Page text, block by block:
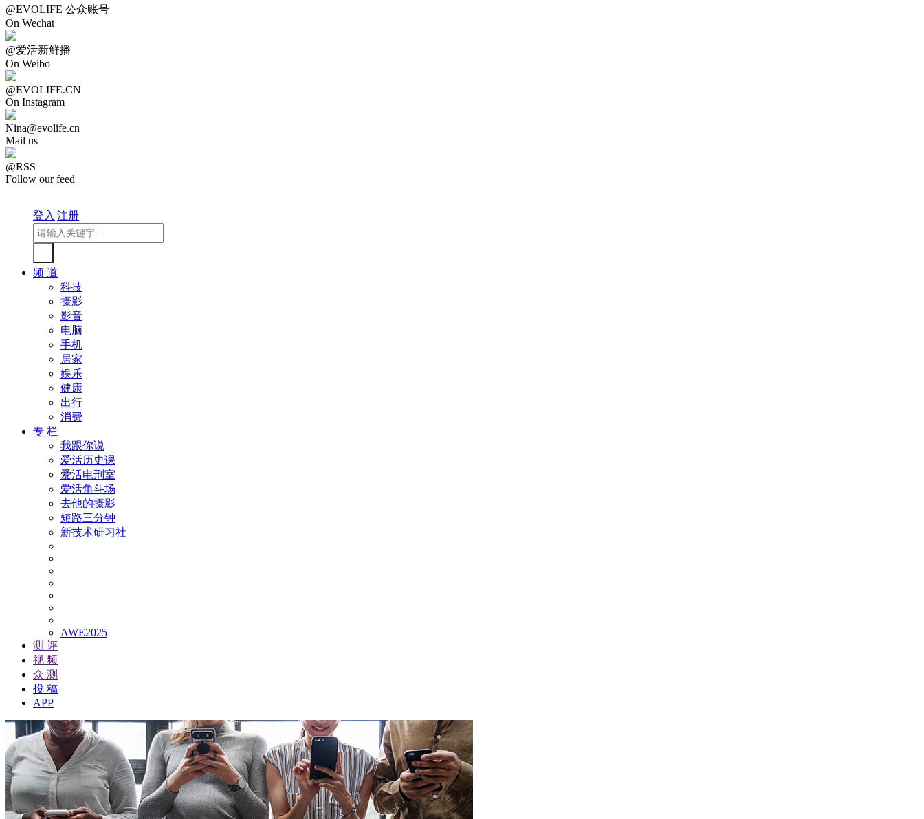
@EVOLIFE 公众账号
On Wechat
@爱活新鲜播
On Weibo
@EVOLIFE.CN
On Instagram
Nina@evolife.cn
Mail us
@RSS
Follow our feed
登入|注册
频 道
科技
摄影
影音
电脑
手机
居家
娱乐
健康
出行
消费
专 栏
我跟你说
爱活历史课
爱活电刑室
爱活角斗场
去他的摄影
短路三分钟
新技术研习社
AWE2025
测 评
视 频
众 测
投 稿
APP